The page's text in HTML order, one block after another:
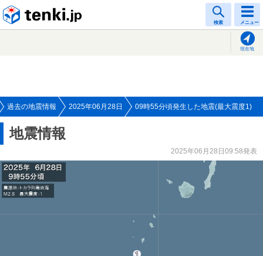
検索 メニュー
現在地
過去の地震情報 2025年06月28日 09時55分頃発生した地震(最大震度1)
地震情報
2025年06月28日09:58発表